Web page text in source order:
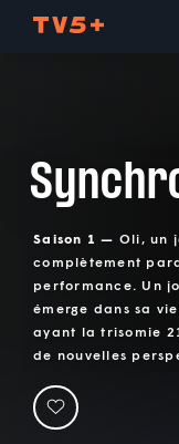
Saison 1 — Oli, un
complètement
performance. Un
émerge dans sa
ayant la trisomie
de nouvelles